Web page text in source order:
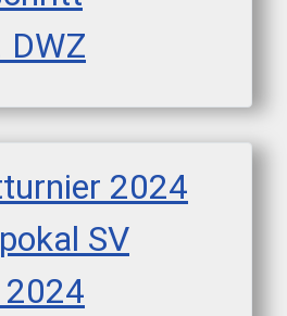
2024
SV